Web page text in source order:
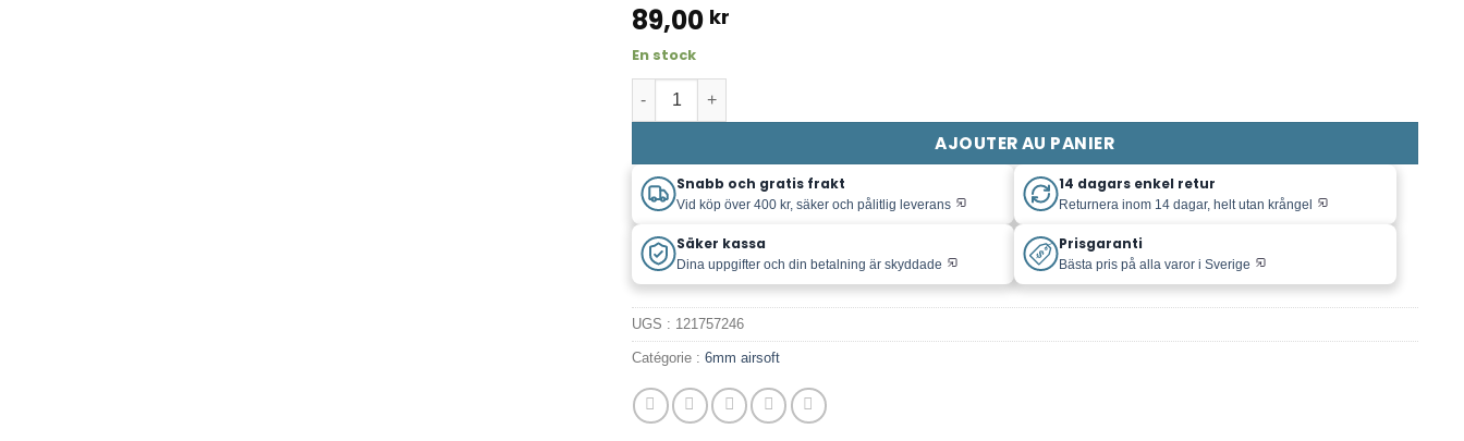
89,00 kr
En stock
quantité de Specna Arms - ONE Airsoftkulor - 6mm - ~1000 Tracer BBs - 0,2g
AJOUTER AU PANIER
Snabb och gratis frakt
Vid köp över 400 kr, säker och pålitlig leverans
14 dagars enkel retur
Returnera inom 14 dagar, helt utan krångel
Säker kassa
Dina uppgifter och din betalning är skyddade
Prisgaranti
Bästa pris på alla varor i Sverige
UGS : 121757246
Catégorie : 6mm airsoft